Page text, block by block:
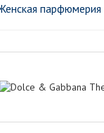
парфюмерия